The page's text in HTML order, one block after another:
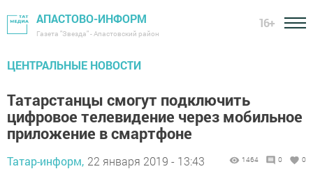
АПАСТОВО-ИНФОРМ
Газета "Звезда" - Апастовский район
16+
ЦЕНТРАЛЬНЫЕ НОВОСТИ
Татарстанцы смогут подключить
цифровое телевидение через мобильное
приложение в смартфоне
Татар-информ, 22 января 2019 - 13:43 1464 0 0